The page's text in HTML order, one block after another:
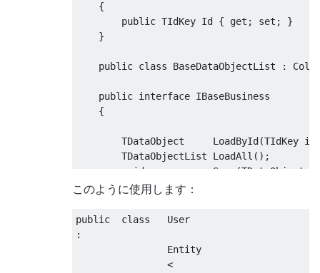
{
public TIdKey Id { get ; set ;
}
}
public class BaseDataObjectList :
public interface IBaseBusiness
{
TDataObject LoadById (TIdKey id
TDataObjectList
LoadAll ();
void
Save (TDataObject
void
bool
このように使用します：
public class
User
:
Entity
<